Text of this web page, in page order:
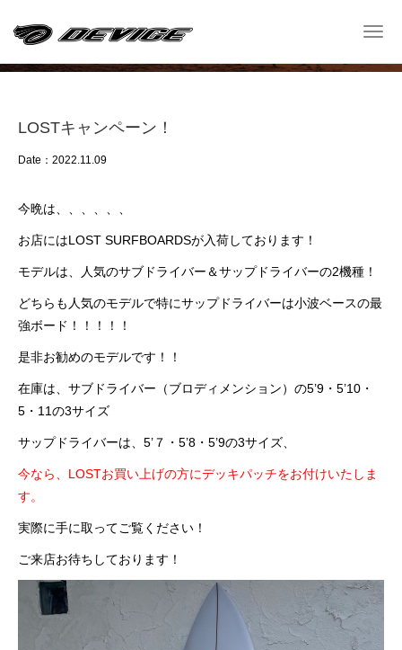
Shop Blog
LOSTキャンペーン！
Date：2022.11.09
今晩は、、、、、、
お店にはLOST SURFBOARDSが入荷しております！
モデルは、人気のサブドライバー＆サップドライバーの2機種！
どちらも人気のモデルで特にサップドライバーは小波ベースの最
強ボード！！！！！
是非お勧めのモデルです！！
在庫は、サブドライバー（ブロディメンション）の5’9・5’10・
5・11の3サイズ
サップドライバーは、5’７・5’8・5’9の3サイズ、
今なら、LOSTお買い上げの方にデッキパッチをお付けいたしま
す。
実際に手に取ってご覧ください！
ご来店お待ちしております！